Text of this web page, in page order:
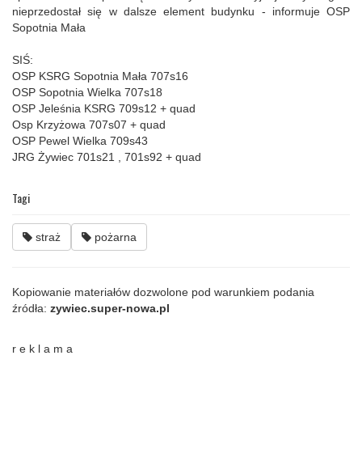
nieprzedostał się w dalsze element budynku - informuje OSP
Sopotnia Mała
SIŚ:
OSP KSRG Sopotnia Mała 707s16
OSP Sopotnia Wielka 707s18
OSP Jeleśnia KSRG 709s12 + quad
Osp Krzyżowa 707s07 + quad
OSP Pewel Wielka 709s43
JRG Żywiec 701s21 , 701s92 + quad
Tagi
straż pożarna
Kopiowanie materiałów dozwolone pod warunkiem podania
źródła: zywiec.super-nowa.pl
r e k l a m a